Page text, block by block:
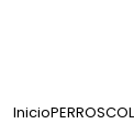
InicioPERROS